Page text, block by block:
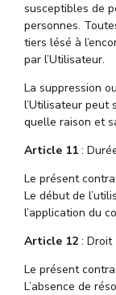
susceptibles de
personnes.
tiers lésé à
par l’Utilisateur.
La suppression
l’Utilisateur peut
quelle raison et
Article 11 :
Le présent
Le début de
l’application du
Article 12 : Droit
Le présent
L’absence de